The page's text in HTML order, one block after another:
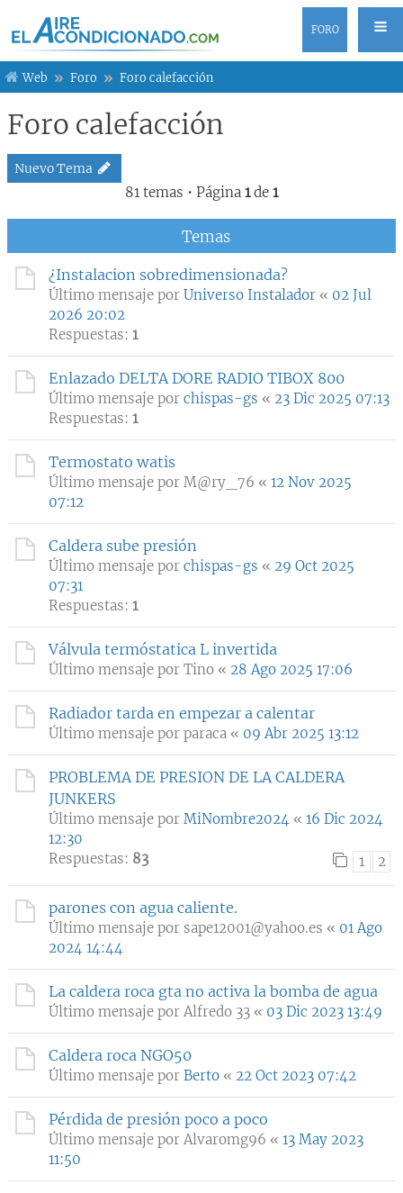
FORO
Web Foro Foro calefacción
Foro calefacción
Nuevo Tema
81 temas • Página 1de 1
Temas
¿Instalacion sobredimensionada?
Último mensaje por Universo Instalador « 02 Jul
2026 20:02
Respuestas: 1
Enlazado DELTA DORE RADIO TIBOX 800
Último mensaje por chispas-gs « 23 Dic 2025 07:13
Respuestas: 1
Termostato watis
Último mensaje por M@ry_76 « 12 Nov 2025
07:12
Caldera sube presión
Último mensaje por chispas-gs « 29 Oct 2025
07:31
Respuestas: 1
Válvula termóstatica L invertida
Último mensaje por Tino « 28 Ago 2025 17:06
Radiador tarda en empezar a calentar
Último mensaje por paraca « 09 Abr 2025 13:12
PROBLEMA DE PRESION DE LA CALDERA
JUNKERS
Último mensaje por MiNombre2024 « 16 Dic 2024
12:30
Respuestas: 83 1 2
parones con agua caliente.
Último mensaje por sape12001@yahoo.es « 01 Ago
2024 14:44
La caldera roca gta no activa la bomba de agua
Último mensaje por Alfredo 33 « 03 Dic 2023 13:49
Caldera roca NGO50
Último mensaje por Berto « 22 Oct 2023 07:42
Pérdida de presión poco a poco
Último mensaje por Alvaromg96 « 13 May 2023
11:50